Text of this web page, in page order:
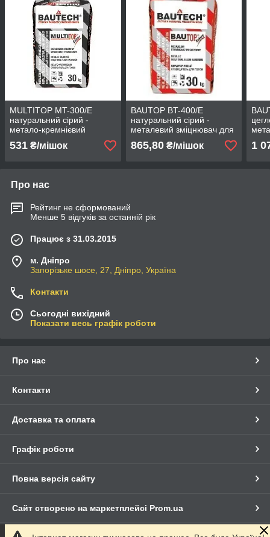
MULTITOP MT-300/Е
натуральний сірий -
метало-кремнієвий
стверджувач для підлог
531 ₴/мішок
BAUTOP BT-400/Е
натуральний сірий -
металевий зміцнювач для
підлог
865,80₴/мішок
для
1
Про нас
Рейтинг не сформований
Менше 5 відгуків за останній рік
Працює з 31.03.2015
м. Дніпро
Запорізьке шосе, 27, Дніпро, Україна
Контакти
Сьогодні вихідний
Показати весь графік роботи
Про нас
Контакти
Доставка та оплата
Графік роботи
Повна версія сайту
Сайт створено на маркетплейсі Prom.ua